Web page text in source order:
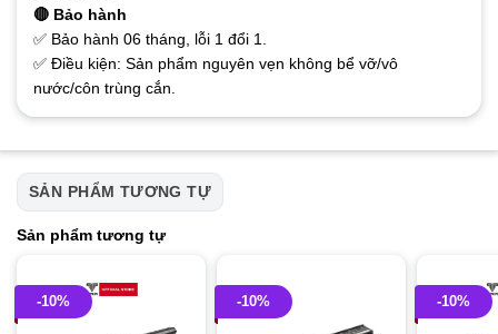
🔴 Bảo hành
✅ Bảo hành 06 tháng, lỗi 1 đổi 1.
✅ Điều kiện: Sản phẩm nguyên vẹn không bể vỡ/vô
nước/côn trùng cắn.
SẢN PHẨM TƯƠNG TỰ
Sản phẩm tương tự
-10% -10% -10%